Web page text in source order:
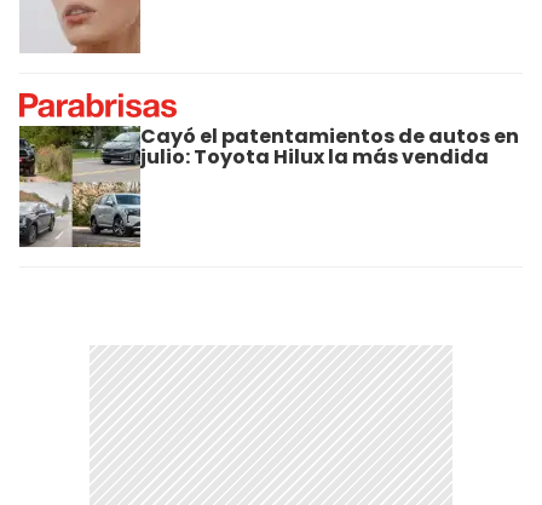
Cayó el patentamientos de autos en
julio: Toyota Hilux la más vendida